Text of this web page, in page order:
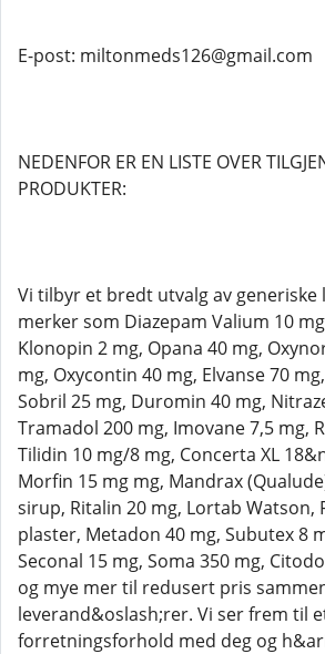
E-post: miltonmeds126@gmail.com
NEDENFOR ER EN LISTE OVER
PRODUKTER:
Vi tilbyr et bredt utvalg av
merker som Diazepam Valium 10
Klonopin 2 mg, Opana 40 mg,
mg, Oxycontin 40 mg, Elvanse 70
Sobril 25 mg, Duromin 40 mg,
Tramadol 200 mg, Imovane 7,5 mg,
Tilidin 10 mg/8 mg, Concerta XL
Morfin 15 mg mg, Mandrax
sirup, Ritalin 20 mg, Lortab Watson,
plaster, Metadon 40 mg, Subutex 8
Seconal 15 mg, Soma 350 mg,
og mye mer til redusert pris
leverand&oslash;rer. Vi ser frem til
forretningsforhold med deg og